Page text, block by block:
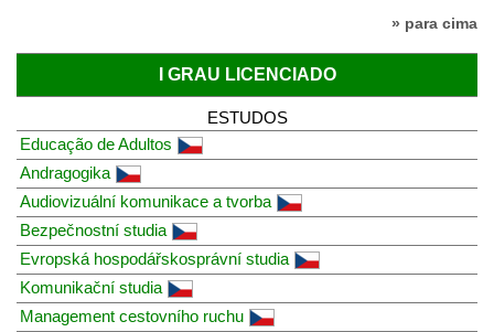
» para cima
I GRAU LICENCIADO
ESTUDOS
Educação de Adultos
Andragogika
Audiovizuální komunikace a tvorba
Bezpečnostní studia
Evropská hospodářskosprávní studia
Komunikační studia
Management cestovního ruchu